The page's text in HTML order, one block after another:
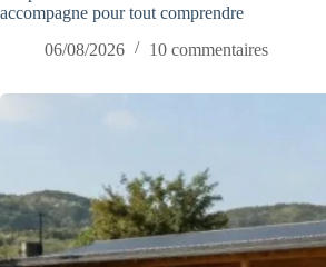
accompagne pour tout comprendre
06/08/2026
10 commentaires